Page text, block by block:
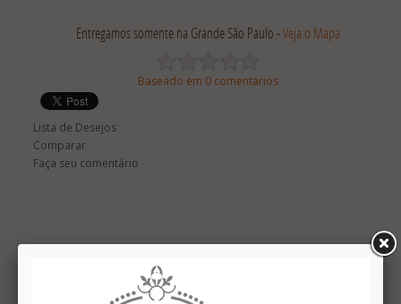
Entregamos somente na Grande São Paulo -Veja o Mapa
Baseado em 0 comentários
Lista de Desejos
Comparar
Faça seu comentário